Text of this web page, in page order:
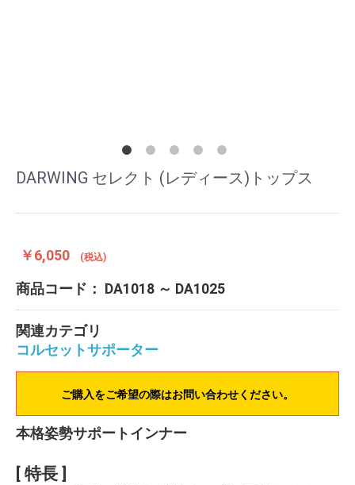
DARWING セレクト (レディース)トップス
￥6,050 (税込)
商品コード： DA1018 ～ DA1025
関連カテゴリ
コルセットサポーター
ご購入をご希望の際はお問い合わせください。
本格姿勢サポートインナー
[ 特長 ]